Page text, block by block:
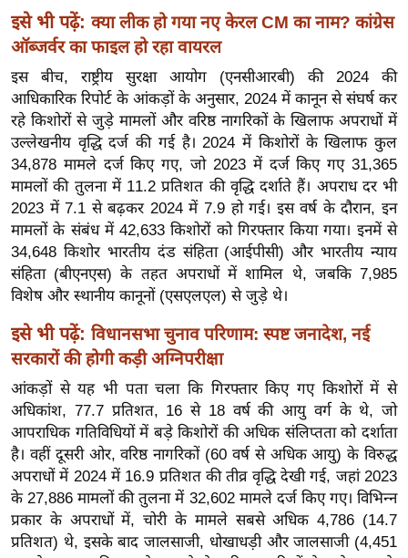
श
ख्सि
य
त
यं
ग
इं
डि
या
सा
हि
त्य
ज
ग
त
ऑ
टो
व
र्ल्ड
न्यू
ज
ब्री
फ
इसे भी पढ़ें: क्या लीक हो गया नए केरल CM का नाम? कांग्रेस
ऑब्जर्वर का फाइल हो रहा वायरल
इस बीच, राष्ट्रीय सुरक्षा आयोग (एनसीआरबी) की 2024 की
आधिकारिक रिपोर्ट के आंकड़ों के अनुसार, 2024 में कानून से संघर्ष कर
रहे किशोरों से जुड़े मामलों और वरिष्ठ नागरिकों के खिलाफ अपराधों में
उल्लेखनीय वृद्धि दर्ज की गई है। 2024 में किशोरों के खिलाफ कुल
34,878 मामले दर्ज किए गए, जो 2023 में दर्ज किए गए 31,365
मामलों की तुलना में 11.2 प्रतिशत की वृद्धि दर्शाते हैं। अपराध दर भी
2023 में 7.1 से बढ़कर 2024 में 7.9 हो गई। इस वर्ष के दौरान, इन
मामलों के संबंध में 42,633 किशोरों को गिरफ्तार किया गया। इनमें से
34,648 किशोर भारतीय दंड संहिता (आईपीसी) और भारतीय न्याय
संहिता (बीएनएस) के तहत अपराधों में शामिल थे, जबकि 7,985
विशेष और स्थानीय कानूनों (एसएलएल) से जुड़े थे।
इसे भी पढ़ें: विधानसभा चुनाव परिणाम: स्पष्ट जनादेश, नई
सरकारों की होगी कड़ी अग्निपरीक्षा
आंकड़ों से यह भी पता चला कि गिरफ्तार किए गए किशोरों में से
अधिकांश, 77.7 प्रतिशत, 16 से 18 वर्ष की आयु वर्ग के थे, जो
आपराधिक गतिविधियों में बड़े किशोरों की अधिक संलिप्तता को दर्शाता
है। वहीं दूसरी ओर, वरिष्ठ नागरिकों (60 वर्ष से अधिक आयु) के विरुद्ध
अपराधों में 2024 में 16.9 प्रतिशत की तीव्र वृद्धि देखी गई, जहां 2023
के 27,886 मामलों की तुलना में 32,602 मामले दर्ज किए गए। विभिन्न
प्रकार के अपराधों में, चोरी के मामले सबसे अधिक 4,786 (14.7
प्रतिशत) थे, इसके बाद जालसाजी, धोखाधड़ी और जालसाजी (4,451